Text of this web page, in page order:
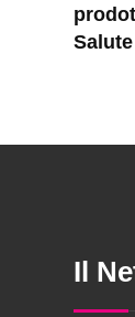
Salute
Il